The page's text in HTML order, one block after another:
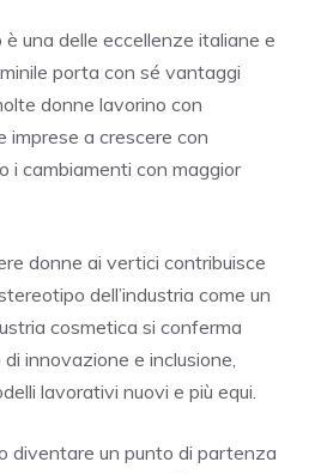
una delle eccellenze italiane e
porta con sé vantaggi
donne lavorino con
imprese a crescere con
i cambiamenti con maggior
donne ai vertici contribuisce
dell’industria come un
cosmetica si conferma
innovazione e inclusione,
lavorativi nuovi e più equi.
diventare un punto di partenza